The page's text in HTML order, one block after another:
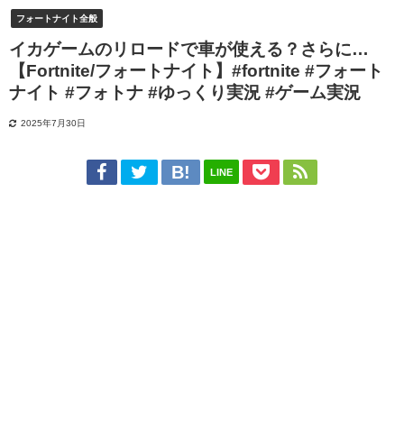
フォートナイト全般
イカゲームのリロードで車が使える？さらに…
【Fortnite/フォートナイト】#fortnite #フォート
ナイト #フォトナ #ゆっくり実況 #ゲーム実況
2025年7月30日
LINE